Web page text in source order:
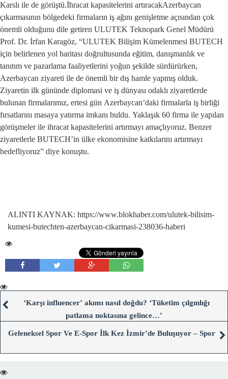
Karslı ile de görüştü.İhracat kapasitelerini artıracakAzerbaycan
çıkarmasının bölgedeki firmaların iş ağını genişletme açısından çok
önemli olduğunu dile getiren ULUTEK Teknopark Genel Müdürü
Prof. Dr. İrfan Karagöz, “ULUTEK Bilişim Kümelenmesi BUTECH
için belirlenen yol haritası doğrultusunda eğitim, danışmanlık ve
tanıtım ve pazarlama faaliyetlerini yoğun şekilde sürdürürken,
Azerbaycan ziyareti ile de önemli bir dış hamle yapmış olduk.
Ziyaretin ilk gününde diplomasi ve iş dünyası odaklı ziyaretlerde
bulunan firmalarımız, ertesi gün Azerbaycan’daki firmalarla iş birliği
fırsatlarını masaya yatırma imkanı buldu. Yaklaşık 60 firma ile yapılan
görüşmeler ile ihracat kapasitelerini artırmayı amaçlıyoruz. Benzer
ziyaretlerle BUTECH’in ülke ekonomisine katkılarını artırmayı
hedefliyoruz” diye konuştu.
ALINTI KAYNAK: https://www.blokhaber.com/ulutek-bilisim-
kumesi-butechten-azerbaycan-cikarmasi-238036-haberi
‘Karşı influencer’ akımı nasıl doğdu? ‘Tüketim çılgınlığı
patlama noktasına gelince…’
Geleneksel Spor Ve E-Spor İlk Kez İzmir’de Buluşuyor – Spor